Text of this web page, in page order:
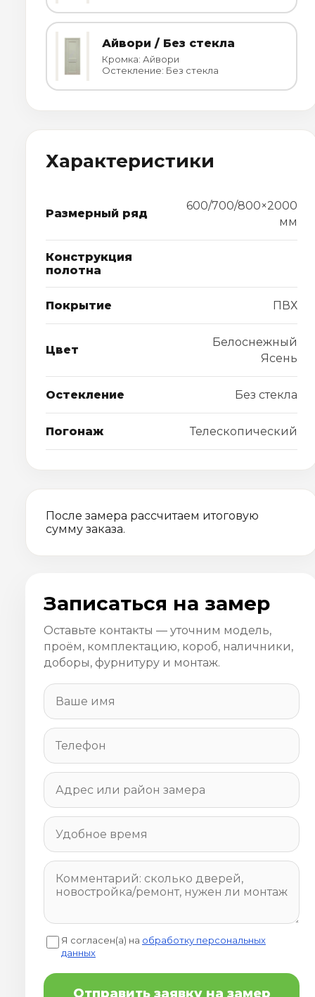
Айвори / Без стекла
Кромка: Айвори
Остекление: Без стекла
Характеристики
Размерный ряд
600/700/800×2000
мм
Конструкция
полотна
Покрытие ПВХ
Цвет
Белоснежный
Ясень
Остекление Без стекла
Погонаж Телескопический
После замера рассчитаем итоговую
сумму заказа.
Записаться на замер
Оставьте контакты — уточним модель,
проём, комплектацию, короб, наличники,
доборы, фурнитуру и монтаж.
Я согласен(а) на обработку персональных
данных
Отправить заявку на замер